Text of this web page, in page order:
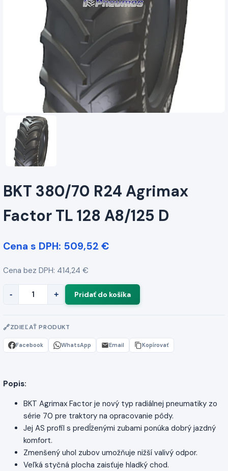
BKT 380/70 R24 Agrimax
Factor TL 128 A8/125 D
Cena s DPH: 509,52 €
Cena bez DPH: 414,24 €
- +
ZDIEĽAŤ PRODUKT
Facebook WhatsApp Email Kopírovať
Popis:
BKT Agrimax Factor je nový typ radiálnej pneumatiky zo
série 70 pre traktory na opracovanie pôdy.
Jej AS profil s predĺženými zubami ponúka dobrý jazdný
komfort.
Zmenšený uhol zubov umožňuje nižší valivý odpor.
Veľká styčná plocha zaisťuje hladký chod.